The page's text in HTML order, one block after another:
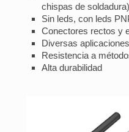
chispas de soldadura)
Sin leds, con leds
Conectores rectos y
Diversas
Resistencia a
Alta durabilidad